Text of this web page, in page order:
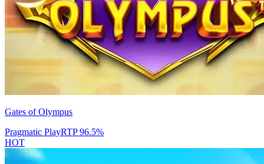
Gates of Olympus
Pragmatic PlayRTP96.5%
HOT